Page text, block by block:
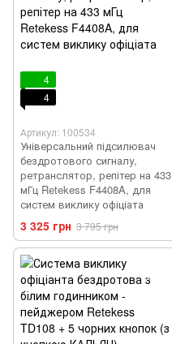
4
4
Артикул: 100534
Універсальний підсилювач
бездротового сигналу,
ретранслятор, репітер на 433
мГц Retekess F4408A, для
систем виклику офіціата
3 325 грн 3 795 грн